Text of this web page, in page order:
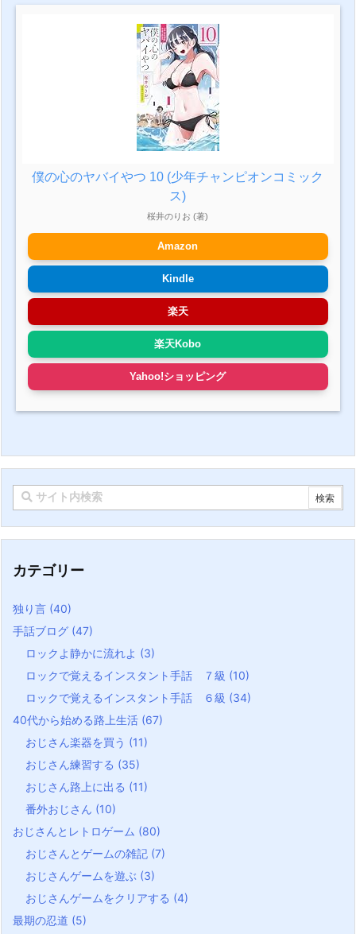
僕の心のヤバイやつ 10 (少年チャンピオンコミック
ス)
桜井のりお (著)
Amazon
Kindle
楽天
楽天Kobo
Yahoo!ショッピング
カテゴリー
独り言 (40)
手話ブログ (47)
ロックよ静かに流れよ (3)
ロックで覚えるインスタント手話 ７級 (10)
ロックで覚えるインスタント手話 ６級 (34)
40代から始める路上生活 (67)
おじさん楽器を買う (11)
おじさん練習する (35)
おじさん路上に出る (11)
番外おじさん (10)
おじさんとレトロゲーム (80)
おじさんとゲームの雑記 (7)
おじさんゲームを遊ぶ (3)
おじさんゲームをクリアする (4)
最期の忍道 (5)